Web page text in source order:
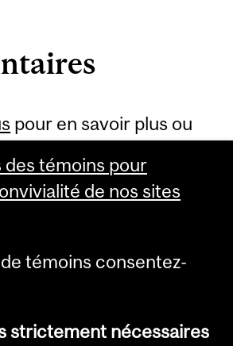
pour en savoir plus ou
gestion Desautels
des témoins pour
de nos sites
témoins consentez-
strictement nécessaires